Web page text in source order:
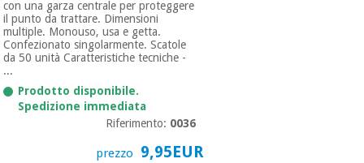
con una garza centrale per proteggere
il punto da trattare. Dimensioni
multiple. Monouso, usa e getta.
Confezionato singolarmente. Scatole
da 50 unità Caratteristiche tecniche -
...
Prodotto disponibile.
Spedizione immediata
Riferimento: 0036
prezzo 9,95EUR